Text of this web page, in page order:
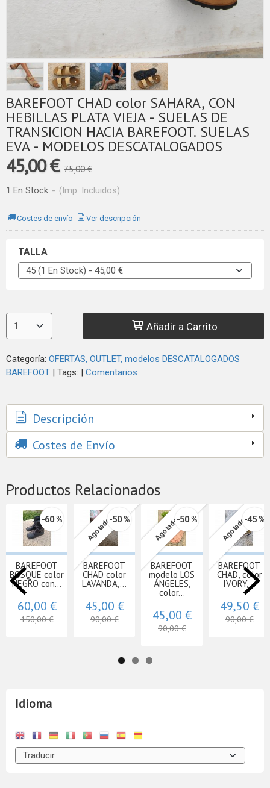
Idioma
BAREFOOT CHAD color SAHARA, CON
HEBILLAS PLATA VIEJA - SUELAS DE
TRANSICION HACIA BAREFOOT. SUELAS
EVA - MODELOS DESCATALOGADOS
45,00 € 75,00 €
1 En Stock - (Imp. Incluidos)
Costes de envío Ver descripción
TALLA
Añadir a Carrito
Categoría: OFERTAS, OUTLET, modelos DESCATALOGADOS
BAREFOOT | Tags: | Comentarios
Descripción
Costes de Envío
Productos Relacionados
-60 %
BAREFOOT
BOSQUE color
NEGRO con...
60,00 €
150,00 €
Agotado-50 %
BAREFOOT
CHAD color
LAVANDA,...
45,00 €
90,00 €
Agotado-50 %
BAREFOOT
modelo LOS
ÁNGELES,
color...
45,00 €
90,00 €
Agotado-45 %
BAREFOOT
CHAD, color
IVORY,...
49,50 €
90,00 €